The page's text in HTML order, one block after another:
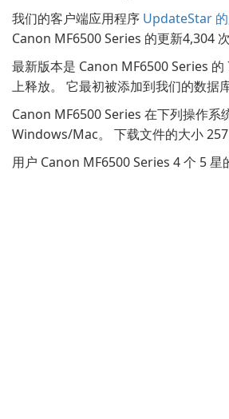
我们的客户端应用程序 UpdateStar
Canon MF6500 Series 的更新4,304 次
最新版本是 Canon MF6500 Series
上释放。 它最初被添加到我们的数据
Canon MF6500 Series 在下列操作系
Windows/Mac。 下载文件的大小
用户 Canon MF6500 Series 4 个 5 星